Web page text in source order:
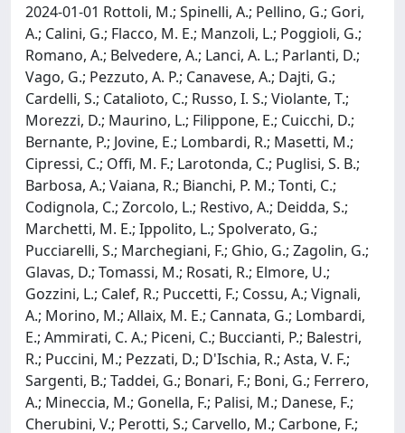
2024-01-01 Rottoli, M.; Spinelli, A.; Pellino, G.; Gori,
A.; Calini, G.; Flacco, M. E.; Manzoli, L.; Poggioli, G.;
Romano, A.; Belvedere, A.; Lanci, A. L.; Parlanti, D.;
Vago, G.; Pezzuto, A. P.; Canavese, A.; Dajti, G.;
Cardelli, S.; Catalioto, C.; Russo, I. S.; Violante, T.;
Morezzi, D.; Maurino, L.; Filippone, E.; Cuicchi, D.;
Bernante, P.; Jovine, E.; Lombardi, R.; Masetti, M.;
Cipressi, C.; Offi, M. F.; Larotonda, C.; Puglisi, S. B.;
Barbosa, A.; Vaiana, R.; Bianchi, P. M.; Tonti, C.;
Codignola, C.; Zorcolo, L.; Restivo, A.; Deidda, S.;
Marchetti, M. E.; Ippolito, L.; Spolverato, G.;
Pucciarelli, S.; Marchegiani, F.; Ghio, G.; Zagolin, G.;
Glavas, D.; Tomassi, M.; Rosati, R.; Elmore, U.;
Gozzini, L.; Calef, R.; Puccetti, F.; Cossu, A.; Vignali,
A.; Morino, M.; Allaix, M. E.; Cannata, G.; Lombardi,
E.; Ammirati, C. A.; Piceni, C.; Buccianti, P.; Balestri,
R.; Puccini, M.; Pezzati, D.; D'Ischia, R.; Asta, V. F.;
Sargenti, B.; Taddei, G.; Bonari, F.; Boni, G.; Ferrero,
A.; Mineccia, M.; Gonella, F.; Palisi, M.; Danese, F.;
Cherubini, V.; Perotti, S.; Carvello, M.; Carbone, F.;